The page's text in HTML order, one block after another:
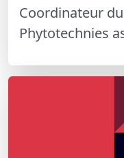
Coordinateur
Phytotechnies